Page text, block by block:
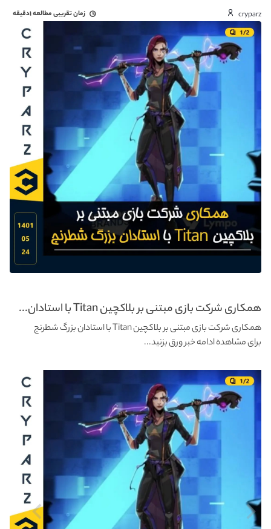
cryparz زمان تقریبی مطالعه۱دقیقه
همکاری شرکت بازی مبتنی بر بلاکچین Titan با استادان...
همکاری شرکت بازی مبتنی بر بلاکچین Titan با استادان بزرگ شطرنج
برای مشاهده ادامه خبر ورق بزنید...